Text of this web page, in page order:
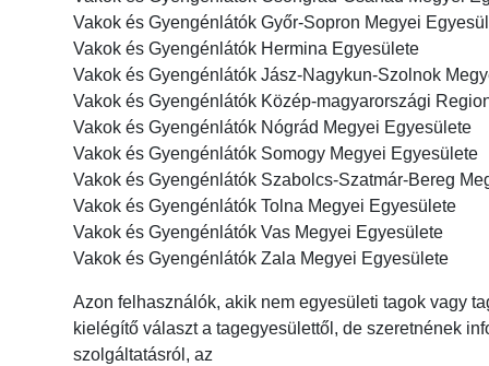
Vakok és Gyengénlátók Győr-Sopron Megyei
Vakok és Gyengénlátók Hermina Egyesülete
Vakok és Gyengénlátók Jász-Nagykun-Szolnok
Vakok és Gyengénlátók Közép-magyarországi
Vakok és Gyengénlátók Nógrád Megyei Egyesülete
Vakok és Gyengénlátók Somogy Megyei Egyesülete
Vakok és Gyengénlátók Szabolcs-Szatmár-Bereg
Vakok és Gyengénlátók Tolna Megyei Egyesülete
Vakok és Gyengénlátók Vas Megyei Egyesülete
Vakok és Gyengénlátók Zala Megyei Egyesülete
Azon felhasználók, akik nem egyesületi tagok vagy
kielégítő választ a tagegyesülettől, de szeretnének
szolgáltatásról, az